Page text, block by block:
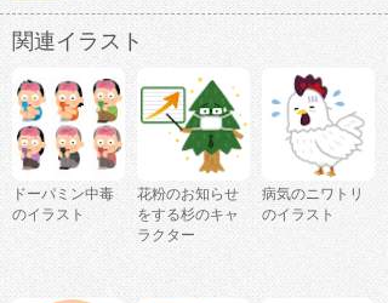
関連イラスト
ドーパミン中毒
のイラスト
花粉のお知らせ
をする杉のキャ
ラクター
病気のニワトリ
のイラスト